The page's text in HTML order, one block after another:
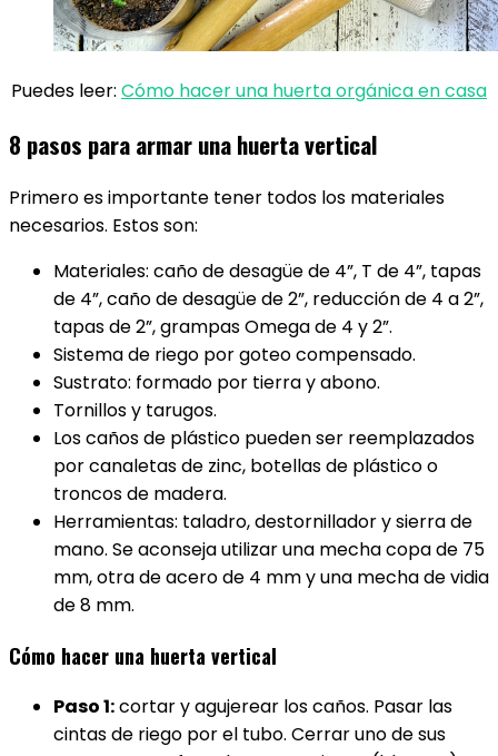
Puedes leer: Cómo hacer una huerta orgánica en casa
8 pasos para armar una huerta vertical
Primero es importante tener todos los materiales
necesarios. Estos son:
Materiales: caño de desagüe de 4”, T de 4”, tapas
de 4”, caño de desagüe de 2”, reducción de 4 a 2”,
tapas de 2”, grampas Omega de 4 y 2”.
Sistema de riego por goteo compensado.
Sustrato: formado por tierra y abono.
Tornillos y tarugos.
Los caños de plástico pueden ser reemplazados
por canaletas de zinc, botellas de plástico o
troncos de madera.
Herramientas: taladro, destornillador y sierra de
mano. Se aconseja utilizar una mecha copa de 75
mm, otra de acero de 4 mm y una mecha de vidia
de 8 mm.
Cómo hacer una huerta vertical
Paso 1:cortar y agujerear los caños. Pasar las
cintas de riego por el tubo. Cerrar uno de sus